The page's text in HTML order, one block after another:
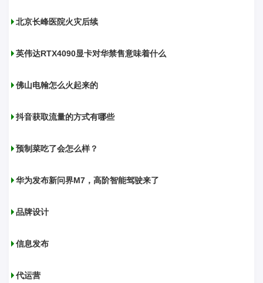
北京长峰医院火灾后续
英伟达RTX4090显卡对华禁售意味着什么
佛山电翰怎么火起来的
抖音获取流量的方式有哪些
预制菜吃了会怎么样？
华为发布新问界M7，高阶智能驾驶来了
品牌设计
信息发布
代运营